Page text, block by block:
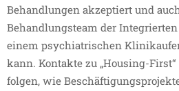
Behandlungen akzeptiert und
Behandlungsteam der
einem psychiatrischen
kann. Kontakte zu „Housing-
folgen, wie